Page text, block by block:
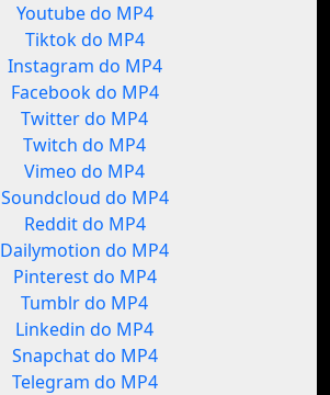
Youtube do MP4
Tiktok do MP4
Instagram do MP4
Facebook do MP4
Twitter do MP4
Twitch do MP4
Vimeo do MP4
Soundcloud do MP4
Reddit do MP4
Dailymotion do MP4
Pinterest do MP4
Tumblr do MP4
Linkedin do MP4
Snapchat do MP4
Telegram do MP4